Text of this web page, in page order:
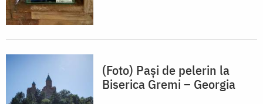
(Foto) Paşi de pelerin la
Biserica Gremi – Georgia